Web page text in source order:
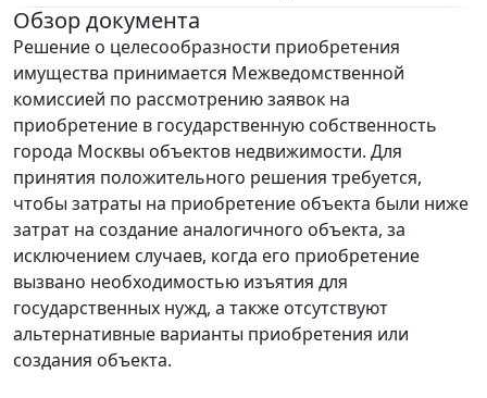
Обзор документа
Решение о целесообразности приобретения
имущества принимается Межведомственной
комиссией по рассмотрению заявок на
приобретение в государственную собственность
города Москвы объектов недвижимости. Для
принятия положительного решения требуется,
чтобы затраты на приобретение объекта были ниже
затрат на создание аналогичного объекта, за
исключением случаев, когда его приобретение
вызвано необходимостью изъятия для
государственных нужд, а также отсутствуют
альтернативные варианты приобретения или
создания объекта.